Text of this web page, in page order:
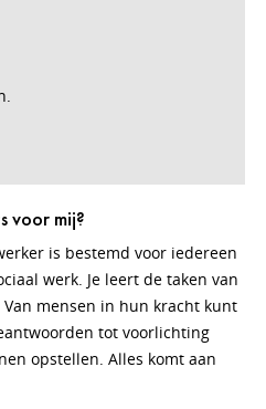
voor mij?
is bestemd voor iedereen
werk. Je leert de taken van
mensen in hun kracht kunt
tot voorlichting
opstellen. Alles komt aan